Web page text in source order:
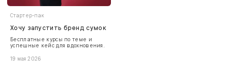
Стартер-пак
Хочу запустить бренд сумок
Бесплатные курсы по теме и
успешные кейс для вдохновения.
19 мая 2026